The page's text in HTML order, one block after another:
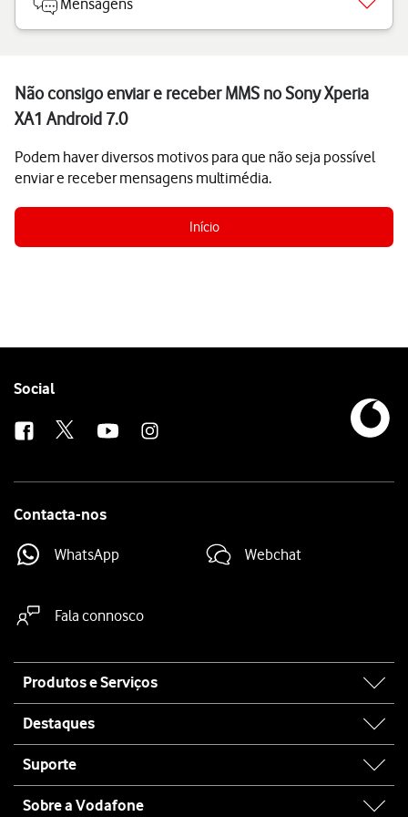
Mensagens
Não consigo enviar e receber MMS no Sony Xperia
XA1 Android 7.0
Podem haver diversos motivos para que não seja possível
enviar e receber mensagens multimédia.
Início
Follow
Social
Contacta-nos
WhatsApp Webchat
Fala connosco
map
Produtos e Serviços
Destaques
Suporte
Sobre a Vodafone